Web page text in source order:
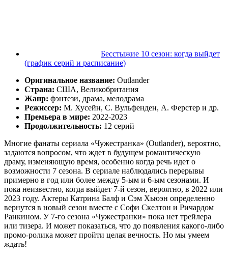
Бесстыжие 10 сезон: когда выйдет
(график серий и расписание)
Оригинальное название: Outlander
Страна: США, Великобритания
Жанр: фэнтези, драма, мелодрама
Режиссер: М. Хусейн, С. Вульфенден, А. Ферстер и др.
Премьера в мире: 2022-2023
Продолжительность: 12 серий
Многие фанаты сериала «Чужестранка» (Outlander), вероятно,
задаются вопросом, что ждет в будущем романтическую
драму, изменяющую время, особенно когда речь идет о
возможности 7 сезона. В сериале наблюдались перерывы
примерно в год или более между 5-ым и 6-ым сезонами. И
пока неизвестно, когда выйдет 7-й сезон, вероятно, в 2022 или
2023 году. Актеры Катрина Балф и Сэм Хьюэн определенно
вернутся в новый сезон вместе с Софи Скелтон и Ричардом
Ранкином. У 7-го сезона «Чужестранки» пока нет трейлера
или тизера. И может показаться, что до появления какого-либо
промо-ролика может пройти целая вечность. Но мы умеем
ждать!